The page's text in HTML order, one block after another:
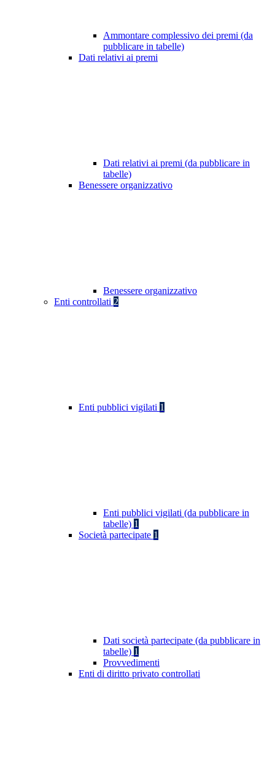
Ammontare complessivo dei premi (da
pubblicare in tabelle)
Dati relativi ai premi
Dati relativi ai premi (da pubblicare in
tabelle)
Benessere organizzativo
Benessere organizzativo
Enti controllati 2
Enti pubblici vigilati 1
Enti pubblici vigilati (da pubblicare in
tabelle) 1
Società partecipate 1
Dati società partecipate (da pubblicare in
tabelle) 1
Provvedimenti
Enti di diritto privato controllati